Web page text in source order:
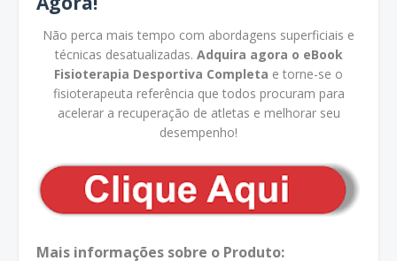
Não perca mais tempo com abordagens superficiais e
técnicas desatualizadas. Adquira agora o eBook
Fisioterapia Desportiva Completa e torne-se o
fisioterapeuta referência que todos procuram para
acelerar a recuperação de atletas e melhorar seu
desempenho!
Mais informações sobre o Produto: